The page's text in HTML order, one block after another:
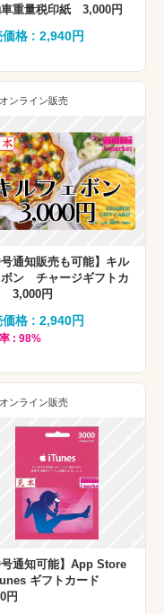
車重量税印紙 3,000円
価格 : 2,940円
オンライン販売
号通知販売も可能】キル
ボン チャージギフトカ
3,000円
価格 : 2,940円
: 98%
オンライン販売
号通知可能】App Store
ギフトカード
円